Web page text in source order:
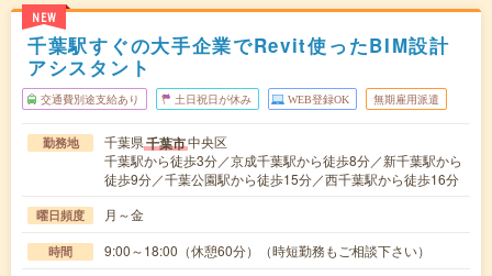
NEW
千葉駅すぐの大手企業でRevit使ったBIM設計
アシスタント
交通費別途支給あり 土日祝日が休み WEB登録OK 無期雇用派遣
勤務地 千葉県千葉市中央区
千葉駅から徒歩3分／京成千葉駅から徒歩8分／新千葉駅から
徒歩9分／千葉公園駅から徒歩15分／西千葉駅から徒歩16分
曜日頻度 月～金
時間 9:00～18:00（休憩60分）（時短勤務もご相談下さい）